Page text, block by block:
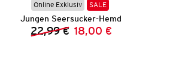
Online Exklusiv SALE
Jungen Seersucker-Hemd
Vorheriger Preis:
22,99 € Neuer Preis:
18,00 €